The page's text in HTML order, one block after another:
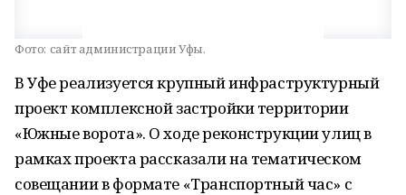
Фото: сайт администрации Уфы.
В Уфе реализуется крупный инфраструктурный
проект комплексной застройки территории
«Южные ворота». О ходе реконструкции улиц в
рамках проекта рассказали на тематическом
совещании в формате «Транспортный час» с